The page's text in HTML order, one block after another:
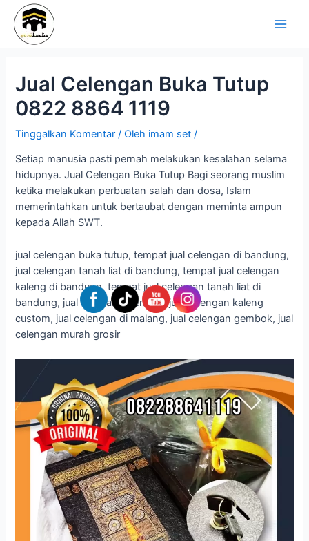
Lewati
konten
Jual Celengan Buka Tutup
0822 8864 1119
Tinggalkan Komentar / Oleh imam set/
Setiap manusia pasti pernah melakukan kesalahan selama
hidupnya. Jual Celengan Buka Tutup Bagi seorang muslim
ketika melakukan perbuatan salah dan dosa, Islam
memerintahkan untuk bertaubat dengan meminta ampun
kepada Allah SWT.
jual celengan buka tutup, tempat jual celengan di bandung,
jual celengan tanah liat di bandung, tempat jual celengan
kaleng di bandung, tempat jual celengan tanah liat di
bandung, jual cetakan celengan, jual celengan kaleng
custom, jual celengan di malang, jual celengan gembok, jual
celengan murah grosir
Navigasi
pos